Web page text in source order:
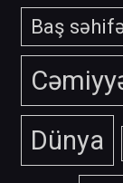
Baş
Dünya